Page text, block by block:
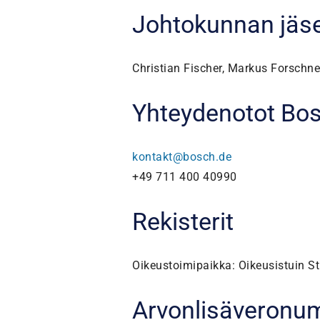
Johtokunnan
Christian Fischer, Markus
Yhteydenotot
kontakt@bosch.de
+49 711 400 40990
Rekisterit
Oikeustoimipaikka: Oikeusistuin